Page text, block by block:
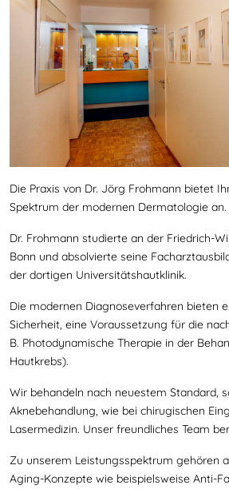
Die Praxis von Dr. Jörg Frohmann bietet
Spektrum der modernen Dermatologie an.
Dr. Frohmann studierte an der Friedrich-
Bonn und absolvierte seine
der dortigen Universitätshautklinik.
Die modernen Diagnoseverfahren bieten
Sicherheit, eine Voraussetzung für die
B. Photodynamische Therapie in der
Hautkrebs).
Wir behandeln nach neuestem Standard,
Aknebehandlung, wie bei chirugischen
Lasermedizin. Unser freundliches Team
Zu unserem Leistungsspektrum gehören
Aging-Konzepte wie beispielsweise Anti-